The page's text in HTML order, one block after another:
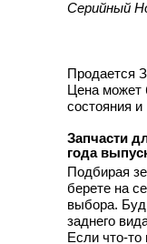
Серийный
Продается
Цена может
состояния
Запчасти
года
Подбирая
берете на
выбора.
заднего
Если что-